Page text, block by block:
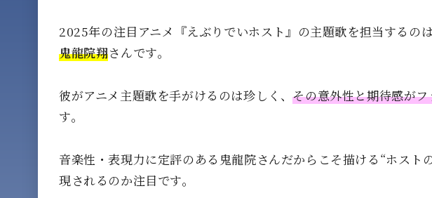
2025年の注目アニメ『えぶりでいホスト』の主題歌を担当するの
鬼龍院翔さんです。
彼がアニメ主題歌を手がけるのは珍しく、その意外性と期待感が
す。
音楽性・表現力に定評のある鬼龍院さんだからこそ描ける“ホスト
現されるのか注目です。